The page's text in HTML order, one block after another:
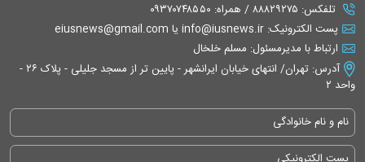
تلفکس: ۸۸۸۲۹۲۷۵ / همراه: ۰۹۳۷۰۷۴۸۵۵۰
پست الکترونیک: info@iusnews.ir یا eiusnews@gmail.com
ارتباط با مدیرمسئول: مسلم خلخال
آدرس: تهران/ انتهای خیابان ایرانشهر - پایین تر از مسجد جلیلی - پلاک ۲۶ -
واحد ۲